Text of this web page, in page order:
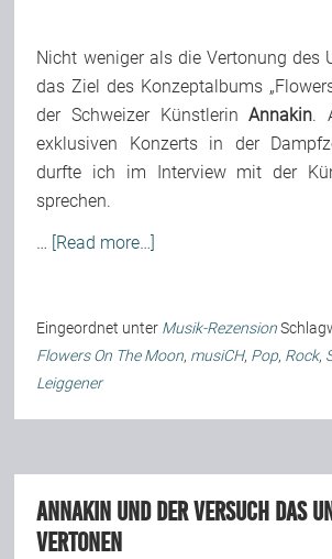
Join Us
Support Us
Kalender
Nicht weniger als die Vertonung des
das Ziel des Konzeptalbums
der Schweizer KünstlerinAnnakin.
exklusiven Konzerts in der
durfte ich im
Interviewmit der
sprechen.
… [Read more…]
Eingeordnet unter Musik-Rezension
Flowers On The Moon, musiCH, Pop, Rock,
Leiggener
Annakin und der Versuch das
vertonen